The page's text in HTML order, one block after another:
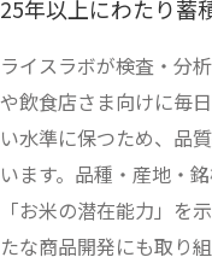
25年以上にわたり蓄
ライスラボが検査・分
や飲食店さま向けに毎
い水準に保つため、品
います。 品種・産地・
「お米の潜在能力」を
たな商品開発にも取り組